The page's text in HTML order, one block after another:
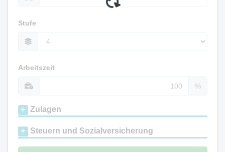
Stufe
Arbeitszeit
%
Zulagen
Steuern und Sozialversicherung